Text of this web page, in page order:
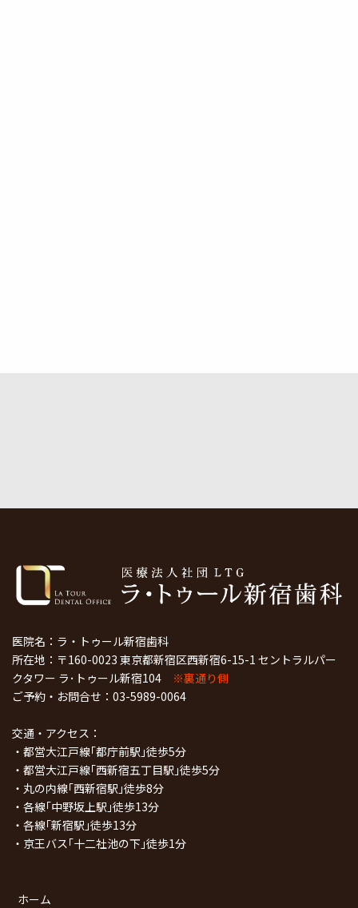
医院名：ラ・トゥール新宿歯科
所在地：〒160-0023 東京都新宿区西新宿6-15-1 セントラルパー
クタワー ラ･トゥール新宿104 ※裏通り側
ご予約・お問合せ： 03-5989-0064
交通・アクセス：
・都営大江戸線｢都庁前駅｣徒歩5分
・都営大江戸線｢西新宿五丁目駅｣徒歩5分
・丸の内線｢西新宿駅｣徒歩8分
・各線｢中野坂上駅｣徒歩13分
・各線｢新宿駅｣徒歩13分
・京王バス｢十二社池の下｣徒歩1分
ホーム